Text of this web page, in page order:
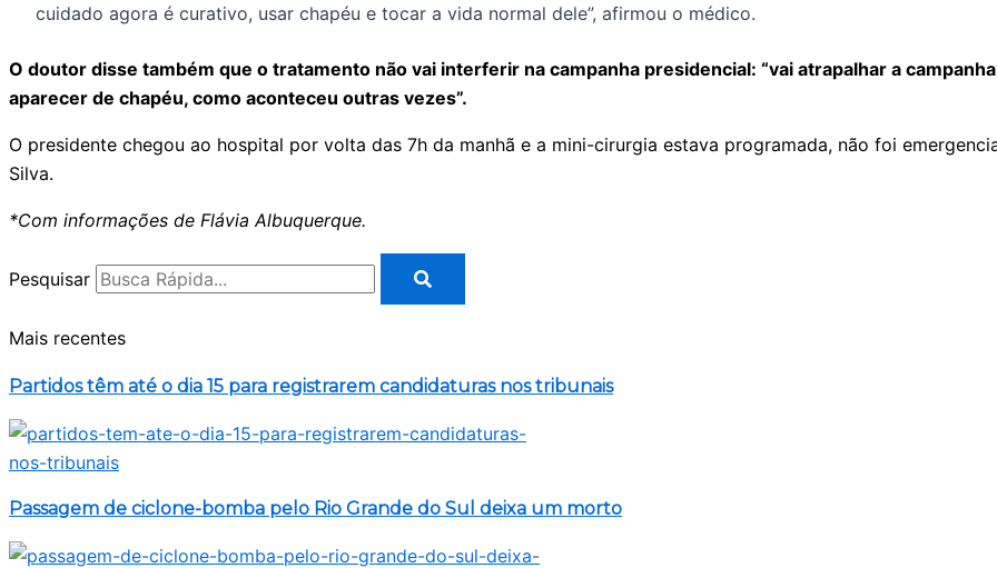
cuidado agora é curativo, usar chapéu e tocar a vida normal dele”, afirmou o médico.
O doutor disse também que o tratamento não vai interferir na campanha presidencial: “vai atrapalhar a
aparecer de chapéu, como aconteceu outras vezes”.
O presidente chegou ao hospital por volta das 7h da manhã e a mini-cirurgia estava programada, não foi
Silva.
*Com informações de Flávia Albuquerque.
Pesquisar
Mais recentes
Partidos têm até o dia 15 para registrarem candidaturas nos tribunais
Passagem de ciclone-bomba pelo Rio Grande do Sul deixa um morto